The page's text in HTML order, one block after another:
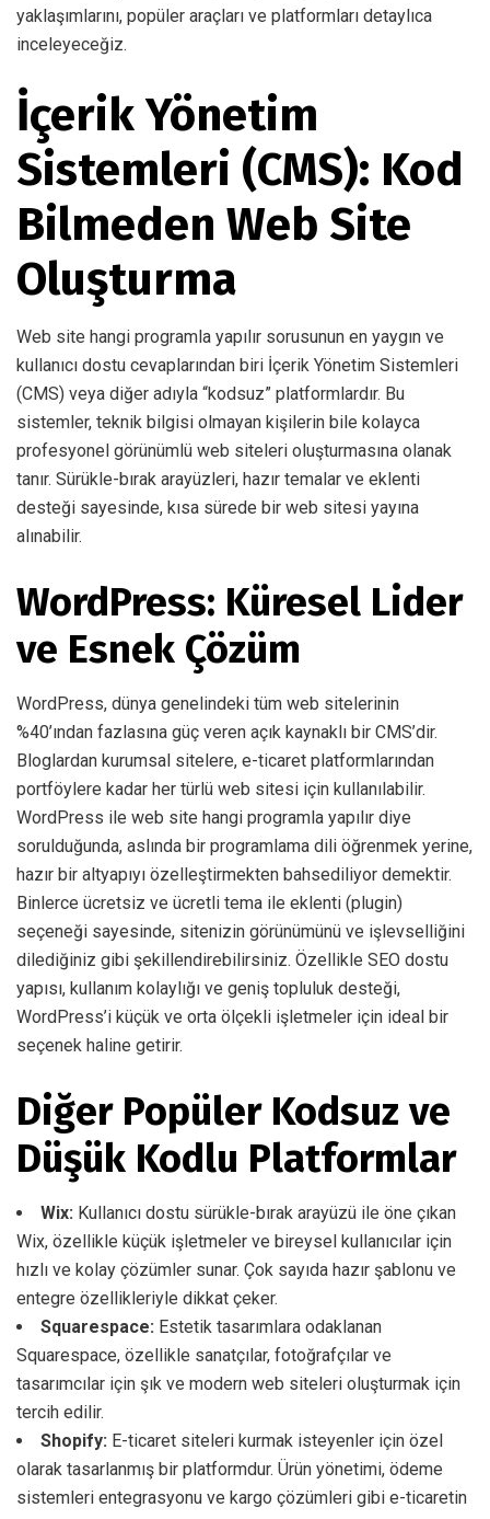
yaklaşımlarını, popüler araçları ve platformları detaylıca
inceleyeceğiz.
İçerik Yönetim
Sistemleri (CMS): Kod
Bilmeden Web Site
Oluşturma
Web site hangi programla yapılır sorusunun en yaygın ve
kullanıcı dostu cevaplarından biri İçerik Yönetim Sistemleri
(CMS) veya diğer adıyla “kodsuz” platformlardır. Bu
sistemler, teknik bilgisi olmayan kişilerin bile kolayca
profesyonel görünümlü web siteleri oluşturmasına olanak
tanır. Sürükle-bırak arayüzleri, hazır temalar ve eklenti
desteği sayesinde, kısa sürede bir web sitesi yayına
alınabilir.
WordPress: Küresel Lider
ve Esnek Çözüm
WordPress, dünya genelindeki tüm web sitelerinin
%40’ından fazlasına güç veren açık kaynaklı bir CMS’dir.
Bloglardan kurumsal sitelere, e-ticaret platformlarından
portföylere kadar her türlü web sitesi için kullanılabilir.
WordPress ile web site hangi programla yapılır diye
sorulduğunda, aslında bir programlama dili öğrenmek yerine,
hazır bir altyapıyı özelleştirmekten bahsediliyor demektir.
Binlerce ücretsiz ve ücretli tema ile eklenti (plugin)
seçeneği sayesinde, sitenizin görünümünü ve işlevselliğini
dilediğiniz gibi şekillendirebilirsiniz. Özellikle SEO dostu
yapısı, kullanım kolaylığı ve geniş topluluk desteği,
WordPress’i küçük ve orta ölçekli işletmeler için ideal bir
seçenek haline getirir.
Diğer Popüler Kodsuz ve
Düşük Kodlu Platformlar
Wix: Kullanıcı dostu sürükle-bırak arayüzü ile öne çıkan
Wix, özellikle küçük işletmeler ve bireysel kullanıcılar için
hızlı ve kolay çözümler sunar. Çok sayıda hazır şablonu ve
entegre özellikleriyle dikkat çeker.
Squarespace: Estetik tasarımlara odaklanan
Squarespace, özellikle sanatçılar, fotoğrafçılar ve
tasarımcılar için şık ve modern web siteleri oluşturmak için
tercih edilir.
Shopify: E-ticaret siteleri kurmak isteyenler için özel
olarak tasarlanmış bir platformdur. Ürün yönetimi, ödeme
sistemleri entegrasyonu ve kargo çözümleri gibi e-ticaretin